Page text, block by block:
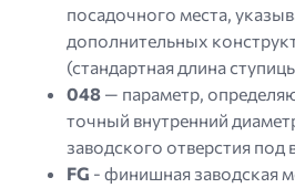
посадочного места,
дополнительных
(стандартная длина
048 — параметр,
точный внутренний
заводского отверстия под
FG - финишная заводская